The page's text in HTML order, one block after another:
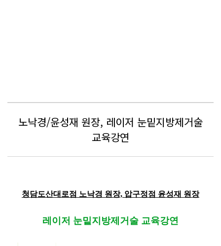
노낙경/윤성재 원장, 레이저 눈밑지방제거술
교육강연
청담도산대로점 노낙경 원장, 압구정점 윤성재 원장
레이저 눈밑지방제거술 교육강연